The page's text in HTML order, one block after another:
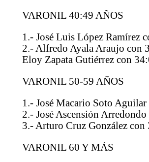
VARONIL 40:49 AÑOS
1.- José Luis López Ramírez
2.- Alfredo Ayala Araujo con
Eloy Zapata Gutiérrez con
VARONIL 50-59 AÑOS
1.- José Macario Soto
2.- José Ascensión
3.- Arturo Cruz González con
VARONIL 60 Y MÁS